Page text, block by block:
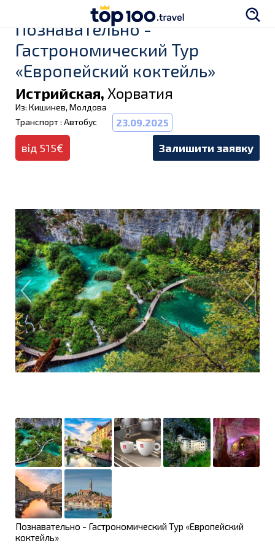
Познавательно -
Гастрономический Тур
«Европейский коктейль»
Истрийская, Хорватия
Из: Кишинев, Молдова
Транспорт : Автобус
23.09.2025
від 515€ Залишити заявку
Познавательно - Гастрономический Тур «Европейский
коктейль»